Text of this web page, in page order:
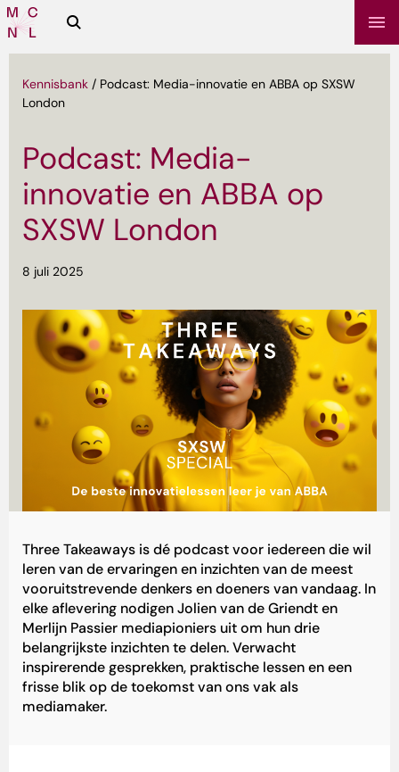
Media
Campus
Zoeken
Kennisbank / Podcast: Media-innovatie en ABBA op SXSW
London
Podcast: Media-
innovatie en ABBA op
SXSW London
8 juli 2025
Three Takeaways is dé podcast voor iedereen die wil
leren van de ervaringen en inzichten van de meest
vooruitstrevende denkers en doeners van vandaag. In
elke aflevering nodigen Jolien van de Griendt en
Merlijn Passier mediapioniers uit om hun drie
belangrijkste inzichten te delen. Verwacht
inspirerende gesprekken, praktische lessen en een
frisse blik op de toekomst van ons vak als
mediamaker.